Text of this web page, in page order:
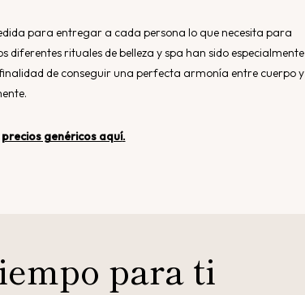
para entregar a cada persona lo que necesita para
rituales de belleza y spa han sido especialmente
de conseguir una perfecta armonía entre cuerpo y
precios genéricos aquí.
para ti